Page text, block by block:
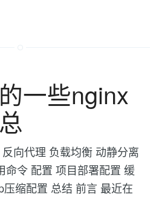
一些nginx
向代理 负载均衡 动静分离
命令 配置 项目部署配置 缓
缩配置 总结 前言 最近在